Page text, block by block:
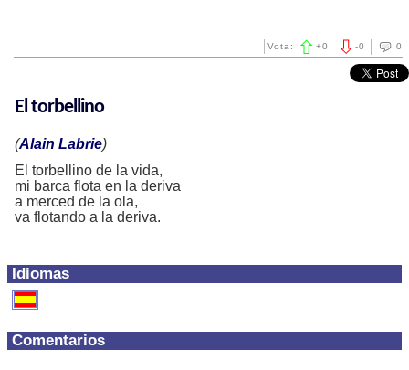
0
-0
Vota: +0
Idiomas
Comentarios
El torbellino
(Alain Labrie)
El torbellino de la vida,
mi barca flota en la deriva
a merced de la ola,
va flotando a la deriva.